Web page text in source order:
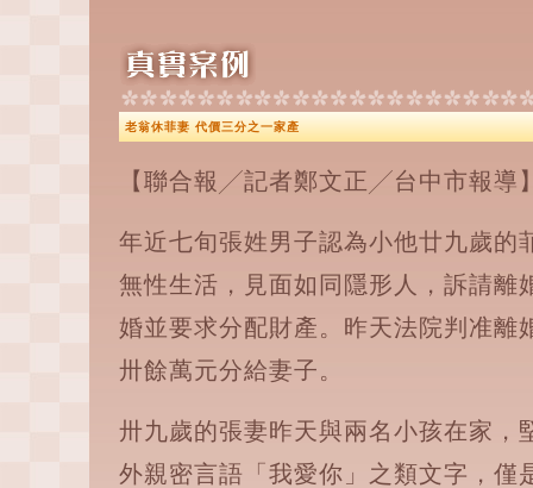
老翁休菲妻 代價三分之一家產
【聯合報╱記者鄭文正╱台中市報導
年近七旬張姓男子認為小他廿九歲的
無性生活，見面如同隱形人，訴請離
婚並要求分配財產。昨天法院判准
卅餘萬元分給妻子。
卅九歲的張妻昨天與兩名小孩在家，
外親密言語「我愛你」之類文字，僅